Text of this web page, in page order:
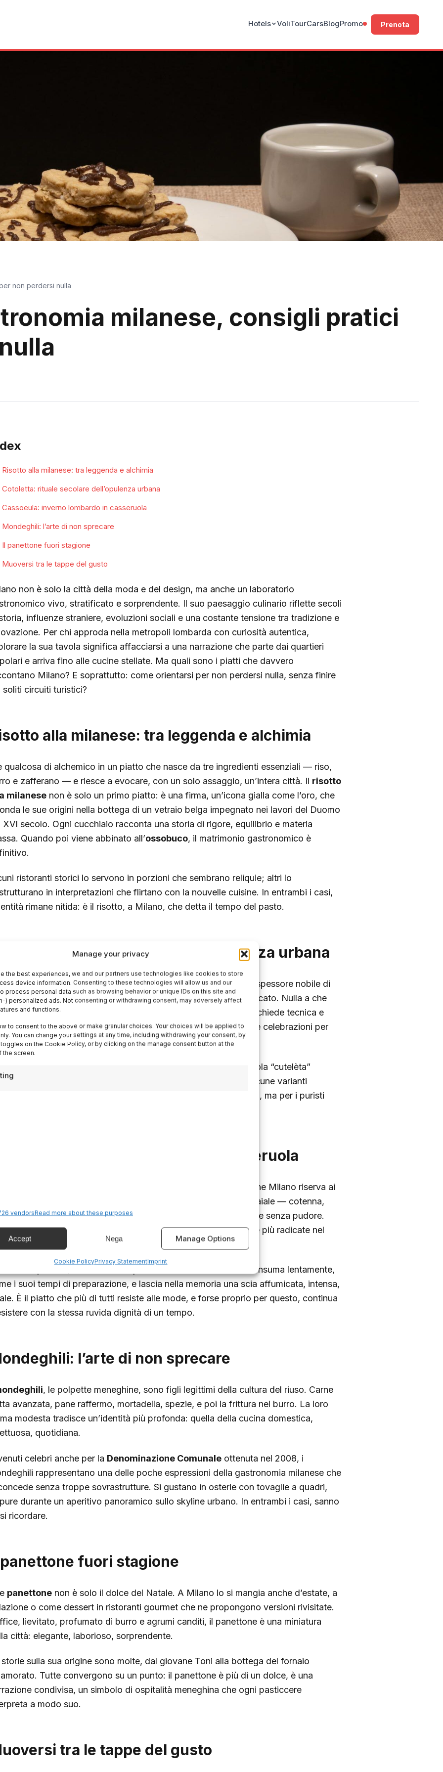
Manage your privacy
the best experiences, we and our partners use technologies like cookies to store
device information. Consenting to these technologies will allow us and our
process personal data such as browsing behavior or unique IDs on this site and
) personalized ads. Not consenting or withdrawing consent, may adversely affect
and functions.
to consent to the above or make granular choices. Your choices will be applied to
You can change your settings at any time, including withdrawing your consent, by
on the Cookie Policy, or by clicking on the manage consent button at the
the screen.
vendorsRead more about these purposes
Accept Nega Manage Options
Cookie PolicyPrivacy StatementImprint
Hotels VoliTourCarsBlogPromo Prenota
non perdersi nulla
milanese, consigli pratici
Risotto alla milanese: tra leggenda e alchimia
Cotoletta: rituale secolare dell’opulenza urbana
Cassoeula: inverno lombardo in casseruola
Mondeghili: l’arte di non sprecare
Il panettone fuori stagione
Muoversi tra le tappe del gusto
non è solo la città della moda e del design, ma anche un laboratorio
vivo, stratificato e sorprendente. Il suo paesaggio culinario riflette secoli
influenze straniere, evoluzioni sociali e una costante tensione tra tradizione e
Per chi approda nella metropoli lombarda con curiosità autentica,
la sua tavola significa affacciarsi a una narrazione che parte dai quartieri
e arriva fino alle cucine stellate. Ma quali sono i piatti che davvero
Milano? E soprattutto: come orientarsi per non perdersi nulla, senza finire
soliti circuiti turistici?
alla milanese: tra leggenda e alchimia
qualcosa di alchemico in un piatto che nasce da tre ingredienti essenziali — riso,
e zafferano — e riesce a evocare, con un solo assaggio, un’intera città. Il risotto
milanesenon è solo un primo piatto: è una firma, un’icona gialla come l’oro, che
le sue origini nella bottega di un vetraio belga impegnato nei lavori del Duomo
XVI secolo. Ogni cucchiaio racconta una storia di rigore, equilibrio e materia
Quando poi viene abbinato all’ossobuco, il matrimonio gastronomico è
ristoranti storici lo servono in porzioni che sembrano reliquie; altri lo
in interpretazioni che flirtano con la nouvelle cuisine. In entrambi i casi,
rimane nitida: è il risotto, a Milano, che detta il tempo del pasto.
rituale secolare dell’opulenza urbana
la schnitzel. Lacotoletta alla milanese, vera, è uno spessore nobile di
con l’osso, impanata e fritta rigorosamente nel burro chiarificato. Nulla a che
con imitazioni sottili: qui si parla di una preparazione che richiede tecnica e
e che risale — almeno nei documenti — al 1134, durante le celebrazioni per
Satiro.
si trova ancora oggi servita nei quartieri più veraci, dove la parola “cutelèta”
tra le piastrelle delle cucine come un’eco ancestrale. Alcune varianti
, più sottile e ampia, ma per i puristi
inverno lombardo in casseruola
è il piatto che Milano riserva ai
più duri. La verza deve essere passata dal gelo, le carni di maiale — cotenna,
piedini — devono cedere al brodo e abbracciare le verdure senza pudore.
come ricetta povera, oggi è celebrata nei menù delle trattorie più radicate nel
con polenta, la cassoeula è più di una cena: è un rito. Si consuma lentamente,
i suoi tempi di preparazione, e lascia nella memoria una scia affumicata, intensa,
È il piatto che più di tutti resiste alle mode, e forse proprio per questo, continua
con la stessa ruvida dignità di un tempo.
l’arte di non sprecare
, le polpette meneghine, sono figli legittimi della cultura del riuso. Carne
avanzata, pane raffermo, mortadella, spezie, e poi la frittura nel burro. La loro
modesta tradisce un’identità più profonda: quella della cucina domestica,
quotidiana.
celebri anche per la Denominazione Comunaleottenuta nel 2008, i
rappresentano una delle poche espressioni della gastronomia milanese che
senza troppe sovrastrutture. Si gustano in osterie con tovaglie a quadri,
durante un aperitivo panoramico sullo skyline urbano. In entrambi i casi, sanno
ricordare.
fuori stagione
panettonenon è solo il dolce del Natale. A Milano lo si mangia anche d’estate, a
o come dessert in ristoranti gourmet che ne propongono versioni rivisitate.
lievitato, profumato di burro e agrumi canditi, il panettone è una miniatura
città: elegante, laborioso, sorprendente.
storie sulla sua origine sono molte, dal giovane Toni alla bottega del fornaio
Tutte convergono su un punto: il panettone è più di un dolce, è una
condivisa, un simbolo di ospitalità meneghina che ogni pasticcere
a modo suo.
tra le tappe del gusto